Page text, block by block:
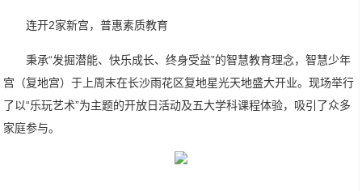
连开2家新宫，普惠素质教育
秉承“发掘潜能、快乐成⻓、终身受益”的智慧教育理念，智慧少年
宫（复地宫）于上周末在长沙雨花区复地星光天地盛大开业。现场举行
了以“乐玩艺术”为主题的开放日活动及五大学科课程体验，吸引了众多
家庭参与。